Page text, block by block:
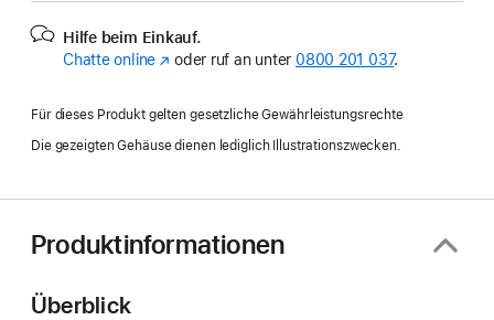
Hilfe beim Einkauf.
Chatte online (Öffnet
Fenster)
oder ruf an unter 0800 201 037.
Für dieses Produkt gelten gesetzliche Gewährleistungsrechte
Die gezeigten Gehäuse dienen lediglich Illustrationszwecken.
Produktinformationen
Überblick